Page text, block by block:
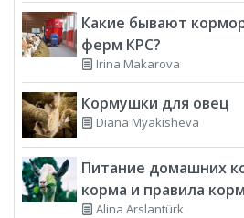
Какие бывают
ферм КРС?
Irina Makarova
Кормушки для овец
Diana Myakisheva
Питание домашних
корма и правила
Alina Arslantürk